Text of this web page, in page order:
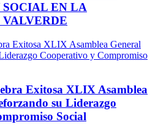
EN LA
Exitosa XLIX Asamblea
su Liderazgo
Social